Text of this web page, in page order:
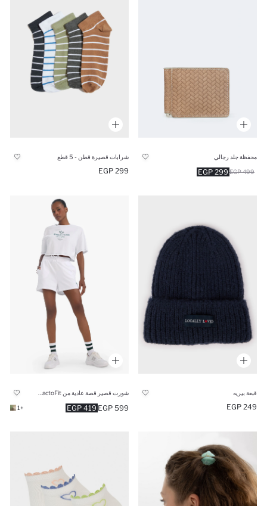
محفظة جلد رجالي
299 EGP 499 EGP
شرابات قصيرة قطن - 5 قطع
299 EGP
قبعة بيريه
249 EGP
419 EGP 599 EGP
+1